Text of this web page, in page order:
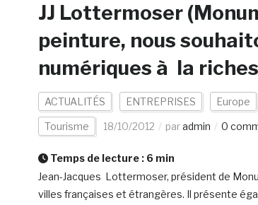
JJ Lottermoser
peinture, nous
numériques à la
ACTUALITÉS ENTREPRISES Europe
Tourisme 18/10/2012 paradmin 0
Temps de lecture : 6 min
Jean-Jacques Lottermoser, président de
villes françaises et étrangères. Il présente